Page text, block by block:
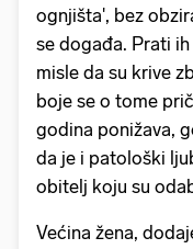
ognjišta', bez
se događa. Prati
misle da su krive
boje se o tome
godina ponižava,
da je i patološki
obitelj koju su
Većina žena,